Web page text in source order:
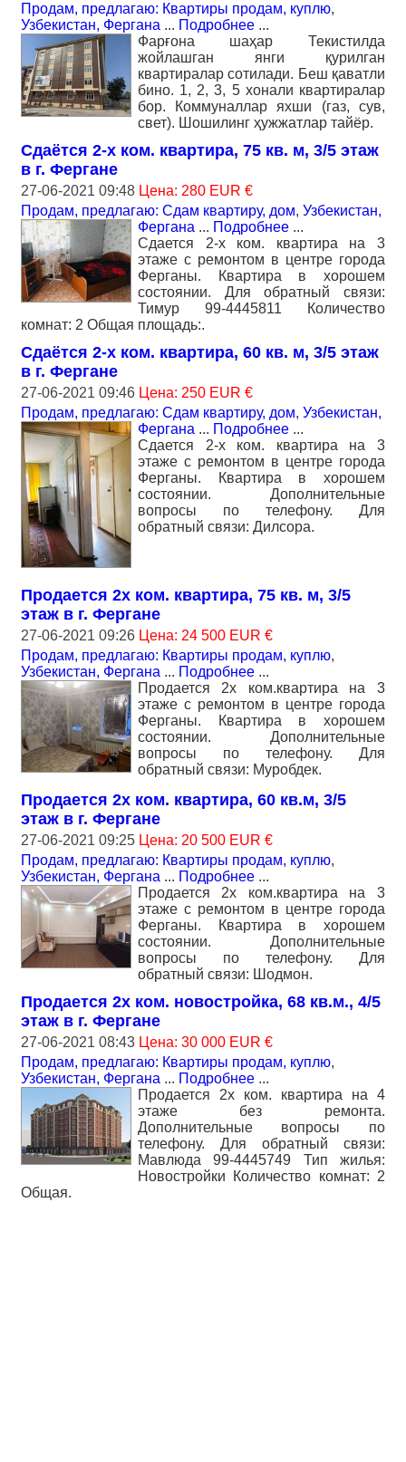
Продам, предлагаю: Квартиры продам, куплю,
Узбекистан, Фергана ... Подробнее ...
Фарғона шаҳар Текистилда
жойлашган янги қурилган
квартиралар сотилади. Беш қаватли
бино. 1, 2, 3, 5 хонали квартиралар
бор. Коммуналлар яхши (газ, сув,
свет). Шошилинг ҳужжатлар тайёр.
Сдаётся 2-х ком. квартира, 75 кв. м, 3/5 этаж
в г. Фергане
27-06-2021 09:48 Цена: 280 EUR €
Продам, предлагаю: Сдам квартиру, дом, Узбекистан,
Фергана ... Подробнее ...
Сдается 2-х ком. квартира на 3
этаже с ремонтом в центре города
Ферганы. Квартира в хорошем
состоянии. Для обратный связи:
Тимур 99-4445811 Количество
комнат: 2 Общая площадь:.
Сдаётся 2-х ком. квартира, 60 кв. м, 3/5 этаж
в г. Фергане
27-06-2021 09:46 Цена: 250 EUR €
Продам, предлагаю: Сдам квартиру, дом, Узбекистан,
Фергана ... Подробнее ...
Сдается 2-х ком. квартира на 3
этаже с ремонтом в центре города
Ферганы. Квартира в хорошем
состоянии. Дополнительные
вопросы по телефону. Для
обратный связи: Дилсора.
Продается 2х ком. квартира, 75 кв. м, 3/5
этаж в г. Фергане
27-06-2021 09:26 Цена: 24 500 EUR €
Продам, предлагаю: Квартиры продам, куплю,
Узбекистан, Фергана ... Подробнее ...
Продается 2х ком.квартира на 3
этаже с ремонтом в центре города
Ферганы. Квартира в хорошем
состоянии. Дополнительные
вопросы по телефону. Для
обратный связи: Муробдек.
Продается 2х ком. квартира, 60 кв.м, 3/5
этаж в г. Фергане
27-06-2021 09:25 Цена: 20 500 EUR €
Продам, предлагаю: Квартиры продам, куплю,
Узбекистан, Фергана ... Подробнее ...
Продается 2х ком.квартира на 3
этаже с ремонтом в центре города
Ферганы. Квартира в хорошем
состоянии. Дополнительные
вопросы по телефону. Для
обратный связи: Шодмон.
Продается 2х ком. новостройка, 68 кв.м., 4/5
этаж в г. Фергане
27-06-2021 08:43 Цена: 30 000 EUR €
Продам, предлагаю: Квартиры продам, куплю,
Узбекистан, Фергана ... Подробнее ...
Продается 2х ком. квартира на 4
этаже без ремонта.
Дополнительные вопросы по
телефону. Для обратный связи:
Мавлюда 99-4445749 Тип жилья:
Новостройки Количество комнат: 2
Общая.